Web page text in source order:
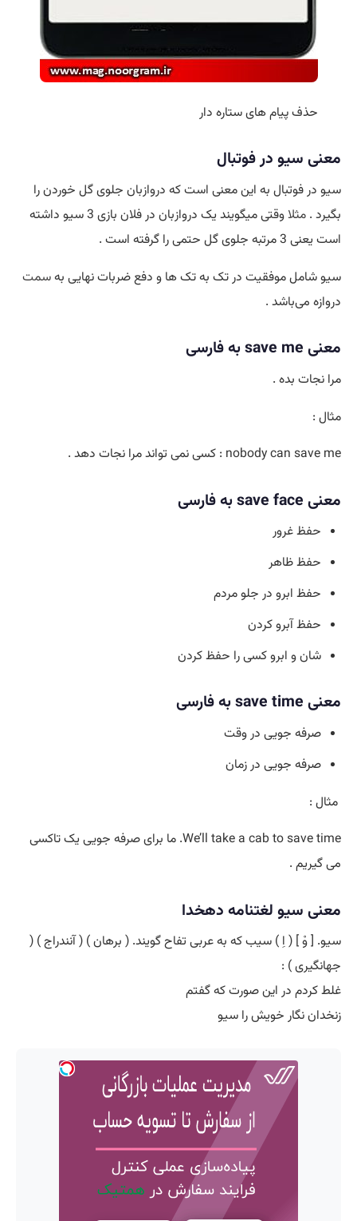
حذف پیام های ستاره دار
معنی سیو در فوتبال
سیو در فوتبال به این معنی است که دروازبان جلوی گل خوردن را
بگیرد . مثلا
وقتی میگویند یک دروازبان در فلان بازی 3 سیو داشته
است یعنی 3 مرتبه جلوی گل حتمی را گرفته است .
سیو شامل موفقیت در تک به تک ها و دفع ضربات نهایی بهسمت
دروازه می‌باشد .
معنی save me به فارسی
مرا نجات بده .
مثال :
nobody can save me : کسی نمی تواند مرا نجات دهد .
معنی save face به فارسی
حفظ غرور
حفظ ظاهر
حفظ ابرو در جلو مردم
حفظ آبرو کردن
شان و ابرو کسی را حفظ کردن
معنی save time به فارسی
صرفه جویی در وقت
صرفه جویی در زمان
مثال :
We’ll take a cab to save time. ما برای صرفه جویی یک تاکسی
می گیریم .
معنی سیو لغتنامه دهخدا
سیو. [ وْ ] ( اِ ) سیب که به عربی تفاح گویند. ( برهان ) ( آنندراج ) (
جهانگیری ) :
غلط کردم در این صورت که گفتم
زنخدان نگار خویش را سیو